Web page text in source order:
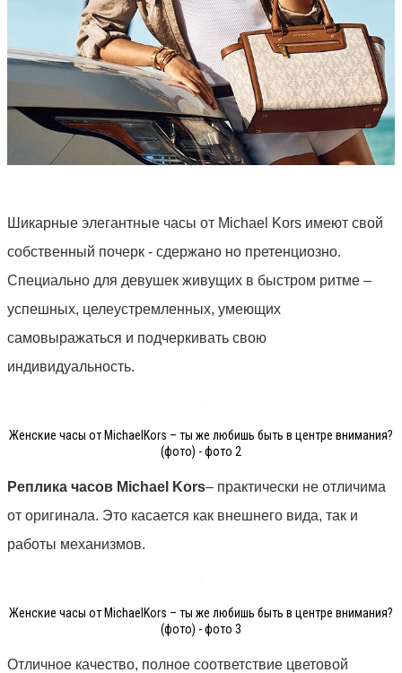
Шикарные элегантные часы от Michael Kors имеют свой
собственный почерк - сдержано но претенциозно.
Специально для девушек живущих в быстром ритме –
успешных, целеустремленных, умеющих
самовыражаться и подчеркивать свою
индивидуальность.
Женские часы от MichaelKors – ты же любишь быть в центре внимания?
(фото) - фото 2
Реплика часов Michael Kors– практически не отличима
от оригинала. Это касается как внешнего вида, так и
работы механизмов.
Женские часы от MichaelKors – ты же любишь быть в центре внимания?
(фото) - фото 3
Отличное качество, полное соответствие цветовой